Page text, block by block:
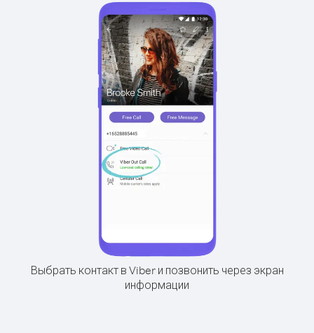
Выбрать контакт в Viber и позвонить через экран
информации